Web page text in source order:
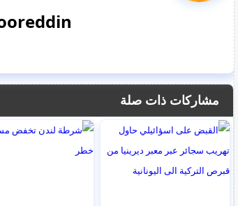
مشاركات ذات صلة